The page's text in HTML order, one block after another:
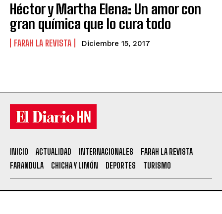
Héctor y Martha Elena: Un amor con
gran química que lo cura todo
FARAH LA REVISTA Diciembre 15, 2017
INICIO ACTUALIDAD INTERNACIONALES
FARAH LA REVISTA
FARANDULA
CHICHA Y LIMÓN DEPORTES TURISMO